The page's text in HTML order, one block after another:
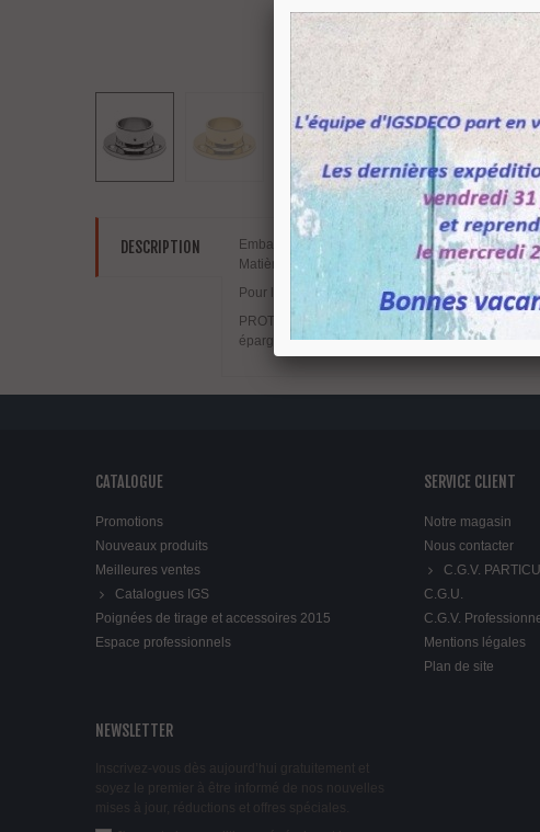
DESCRIPTION
Embase à visser pour tube rond diamètre 38,1
Matière Zamak revêtement Protectan Chromé
Pour le montage : le tube s'emboite à l'intérieur de
PROTECTAN - un revêtement au titane, dur
épargner les travaux quotidiens de nettoyage et
CATALOGUE
Promotions
Nouveaux produits
Meilleures ventes
Catalogues IGS
Poignées de tirage et accessoires 2015
Espace professionnels
SERVICE CLIENT
Notre magasin
Nous contacter
C.G.V.
C.G.U.
C.G.V.
Mentions légales
Plan de site
NEWSLETTER
Inscrivez-vous dès aujourd’hui gratuitement et
soyez le premier à être informé de nos nouvelles
mises à jour, réductions et offres spéciales.